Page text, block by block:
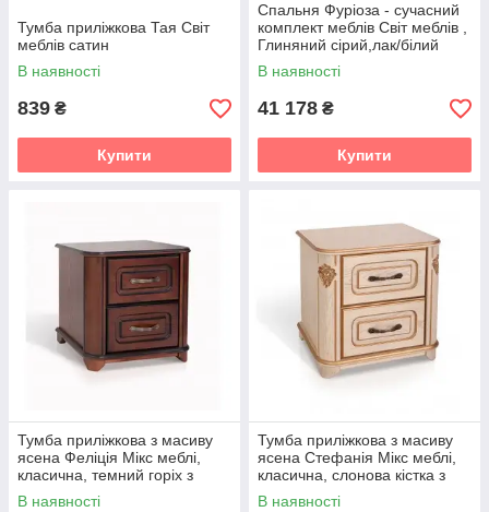
Тумба приліжкова Тая Світ
меблів сатин
В наявності
839 ₴
Купити
Спальня Фуріоза - сучасний
комплект меблів Світ меблів ,
Глиняний сірий,лак/білий
шовк
В наявності
41 178 ₴
Купити
Тумба приліжкова з масиву
ясена Феліція Мікс меблі,
класична, темний горіх з
патиною
В наявності
Тумба приліжкова з масиву
ясена Стефанія Мікс меблі,
класична, слонова кістка з
патиною
В наявності